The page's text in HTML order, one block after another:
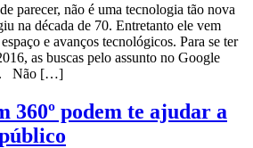
parecer, não é uma tecnologia tão nova
na década de 70. Entretanto ele vem
e avanços tecnológicos. Para se ter
as buscas pelo assunto no Google
Não […]
360º podem te ajudar a